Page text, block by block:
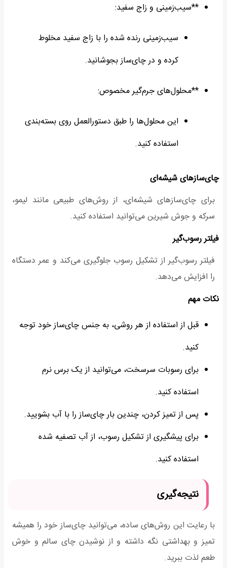
**سیب‌زمینی و زاج سفید:
سیب‌زمینی رنده شده را با زاج سفید مخلوط
کرده و در چای‌ساز بجوشانید.
**محلول‌های جرم‌گیر مخصوص:
این محلول‌ها را طبق دستورالعمل روی بسته‌بندی
استفاده کنید.
چای‌سازهای شیشه‌ای
برای چای‌سازهای شیشه‌ای، از روش‌های طبیعی مانند لیمو،
سرکه و جوش شیرین می‌توانید استفاده کنید.
فیلتر رسوب‌گیر
فیلتر رسوب‌گیر از تشکیل رسوب جلوگیری می‌کند و عمر دستگاه
را افزایش می‌دهد.
نکات مهم
قبل از استفاده از هر روشی، به جنس چای‌ساز خود توجه
کنید.
برای رسوبات سرسخت، می‌توانید از یک برس نرم
استفاده کنید.
پس از تمیز کردن، چندین بار چای‌ساز را با آب بشویید.
برای پیشگیری از تشکیل رسوب، از آب تصفیه شده
استفاده کنید.
نتیجه‌گیری
با رعایت این روش‌های ساده، می‌توانید چای‌ساز خود را همیشه
تمیز و بهداشتی نگه داشته و از نوشیدن چای سالم و خوش
طعم لذت ببرید.